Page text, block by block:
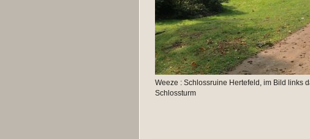
Weeze : Schlossruine Hertefeld, im Bild links
Schlossturm